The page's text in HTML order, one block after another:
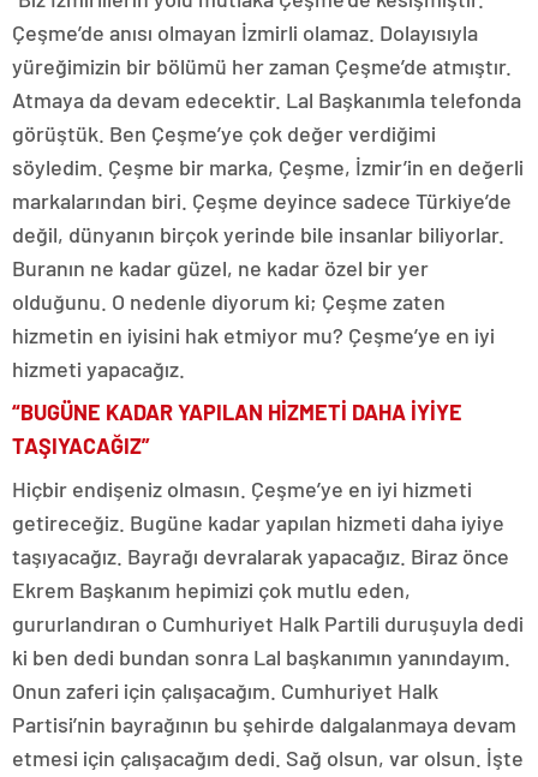
Çeşme’de anısı olmayan İzmirli olamaz. Dolayısıyla
yüreğimizin bir bölümü her zaman Çeşme’de atmıştır.
Atmaya da devam edecektir. Lal Başkanımla telefonda
görüştük. Ben Çeşme’ye çok değer verdiğimi
söyledim. Çeşme bir marka, Çeşme, İzmir’in en değerli
markalarından biri. Çeşme deyince sadece Türkiye’de
değil, dünyanın birçok yerinde bile insanlar biliyorlar.
Buranın ne kadar güzel, ne kadar özel bir yer
olduğunu. O nedenle diyorum ki; Çeşme zaten
hizmetin en iyisini hak etmiyor mu? Çeşme’ye en iyi
hizmeti yapacağız.
“BUGÜNE KADAR YAPILAN HİZMETİ DAHA İYİYE
TAŞIYACAĞIZ”
Hiçbir endişeniz olmasın. Çeşme’ye en iyi hizmeti
getireceğiz. Bugüne kadar yapılan hizmeti daha iyiye
taşıyacağız. Bayrağı devralarak yapacağız. Biraz önce
Ekrem Başkanım hepimizi çok mutlu eden,
gururlandıran o Cumhuriyet Halk Partili duruşuyla dedi
ki ben dedi bundan sonra Lal başkanımın yanındayım.
Onun zaferi için çalışacağım. Cumhuriyet Halk
Partisi’nin bayrağının bu şehirde dalgalanmaya devam
etmesi için çalışacağım dedi. Sağ olsun, var olsun. İşte